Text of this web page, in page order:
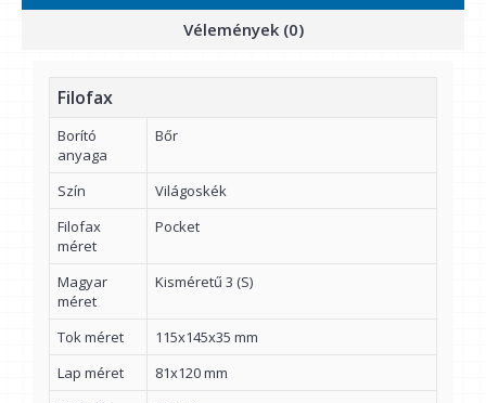
Vélemények (0)
Filofax
Borító
anyaga
Bőr
Szín
Világoskék
Filofax
méret
Pocket
Magyar
méret
Kisméretű 3 (S)
Tok méret
115x145x35 mm
Lap méret
81x120 mm